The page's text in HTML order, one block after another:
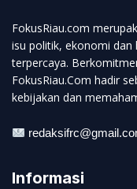
FokusRiau.com
isu politik, ekonomi dan
terpercaya.
FokusRiau.Com hadir
kebijakan dan
Informasi